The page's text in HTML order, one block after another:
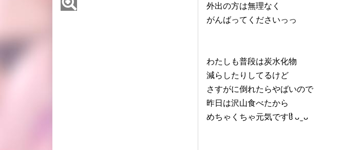
外出の方は無理なく
がんばってくださいっっ
わたしも普段は炭水化物
減らしたりしてるけど
さすがに倒れたらやばいので
昨日は沢山食べたから
めちゃくちゃ元気ですჱ̒ ᴗ ̫ ᴗ